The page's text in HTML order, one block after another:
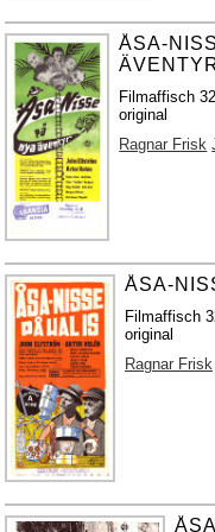
ÅSA-
Filmaffisch
original
Ragnar Frisk
ÅSA-
Filmaffisch
original
Ragnar Frisk